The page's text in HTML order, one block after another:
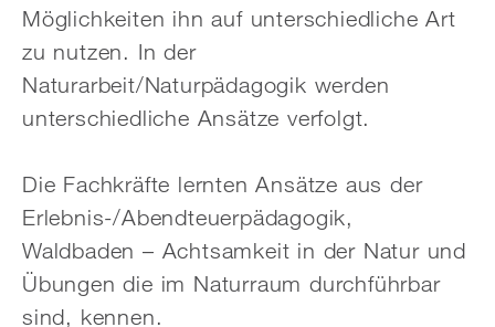
Möglichkeiten ihn auf unterschiedliche Art
zu nutzen. In der
Naturarbeit/Naturpädagogik werden
unterschiedliche Ansätze verfolgt.
Die Fachkräfte lernten Ansätze aus der
Erlebnis-/Abendteuerpädagogik,
Waldbaden – Achtsamkeit in der Natur und
Übungen die im Naturraum durchführbar
sind, kennen.